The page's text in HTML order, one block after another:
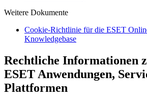
Weitere Dokumente
Cookie-Richtlinie für die ESET
Knowledgebase
Rechtliche Informationen
ESET Anwendungen,
Plattformen